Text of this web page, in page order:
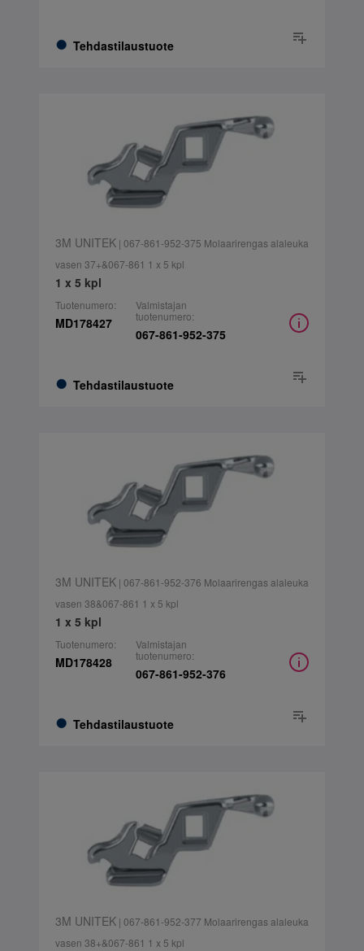
Tehdastilaustuote
3M UNITEK| 067-861-952-375 Molaarirengas alaleuka
vasen 37+&067-861 1 x 5 kpl
1 x 5 kpl
Tuotenumero:
MD178427
Tehdastilaustuote
Valmistajan
tuotenumero:
067-861-952-375
3M UNITEK| 067-861-952-376 Molaarirengas alaleuka
vasen 38&067-861 1 x 5 kpl
1 x 5 kpl
Tuotenumero:
MD178428
Tehdastilaustuote
Valmistajan
tuotenumero:
067-861-952-376
3M UNITEK| 067-861-952-377 Molaarirengas alaleuka
vasen 38+&067-861 1 x 5 kpl